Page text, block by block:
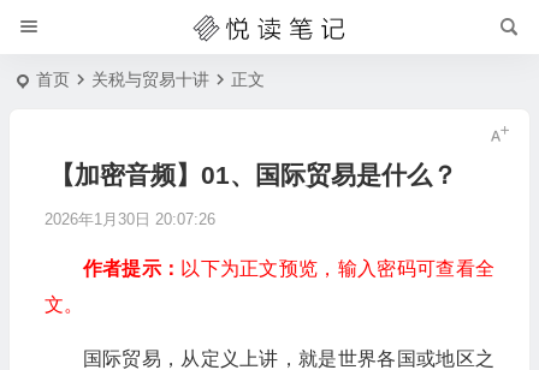
首页 关税与贸易十讲 正文
【加密音频】01、国际贸易是什么？
2026年1月30日 20:07:26
作者提示： 以下为正文预览，输入密码可查看全
文。
国际贸易，从定义上讲，就是世界各国或地区之